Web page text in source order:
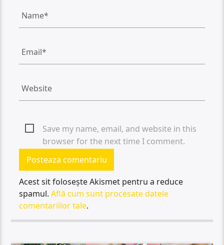
Save my name, email, and website in this
browser for the next time I comment.
Acest sit folosește Akismet pentru a reduce
spamul.Află cum sunt procesate datele
comentariilor tale.